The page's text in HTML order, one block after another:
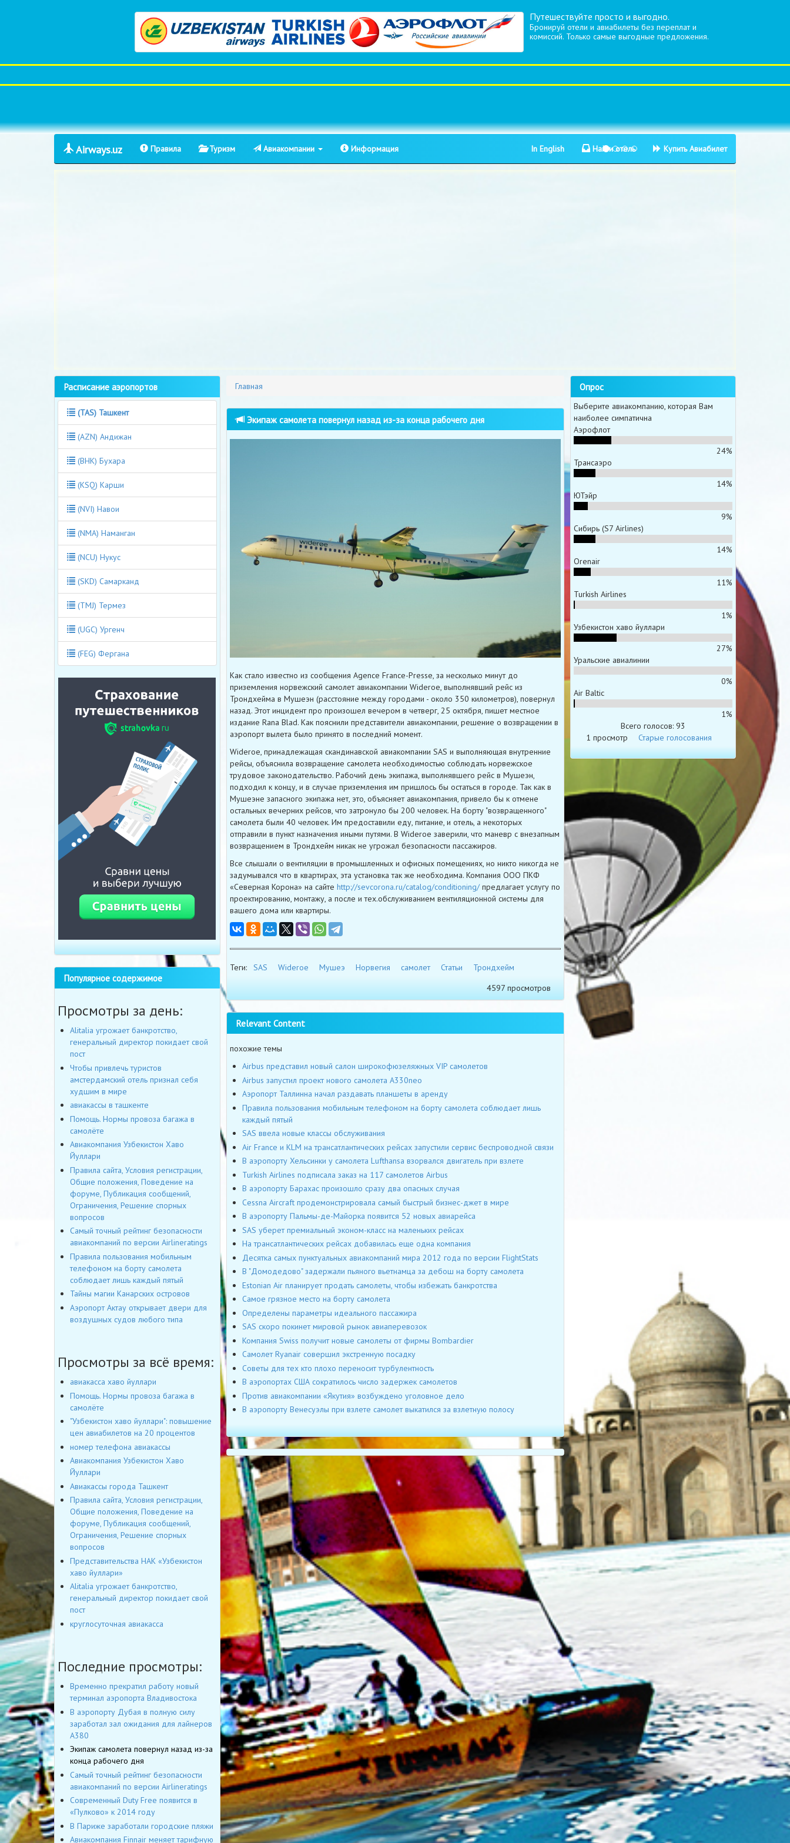
Путешествуйте просто и выгодно.
Бронируй отели и авиабилеты без переплат и
комиссий. Только самые выгодные предложения.
Airways.uz Правила Туризм Авиакомпании Информация In English Найти отель Купить Авиабилет
Главная
Экипаж самолета повернул назад из-за конца рабочего дня
Как стало известно из сообщения Agence France-Presse, за несколько минут до
приземления норвежский самолет авиакомпании Wideroe, выполнявший рейс из
Трондхейма в Мушеэн (расстояние между городами - около 350 километров), повернул
назад. Этот инцидент про произошел вечером в четверг, 25 октября, пишет местное
издание Rana Blad. Как пояснили представители авиакомпании, решение о возвращении в
аэропорт вылета было принято в последний момент.
Wideroe, принадлежащая скандинавской авиакомпании SAS и выполняющая внутренние
рейсы, объяснила возвращение самолета необходимостью соблюдать норвежское
трудовое законодательство. Рабочий день экипажа, выполнявшего рейс в Мушеэн,
подходил к концу, и в случае приземления им пришлось бы остаться в городе. Так как в
Мушеэне запасного экипажа нет, это, объясняет авиакомпания, привело бы к отмене
остальных вечерних рейсов, что затронуло бы 200 человек. На борту "возвращенного"
самолета были 40 человек. Им предоставили еду, питание, и отель, а некоторых
отправили в пункт назначения иными путями. В Wideroe заверили, что маневр с внезапным
возвращением в Трондхейм никак не угрожал безопасности пассажиров.
Все слышали о вентиляции в промышленных и офисных помещениях, но никто никогда не
задумывался что в квартирах, эта установка так же необходима. Компания ООО ПКФ
«Северная Корона» на сайте http://sevcorona.ru/catalog/conditioning/предлагает услугу по
проектированию, монтажу, а после и тех.обслуживанием вентиляционной системы для
вашего дома или квартиры.
Теги: SAS Wideroe Мушеэ Норвегия самолет Статьи
Трондхейм
4597 просмотров
Relevant Content
похожие темы
Airbus представил новый салон широкофюзеляжных VIP самолетов
Airbus запустил проект нового самолета A330neo
Аэропорт Таллинна начал раздавать планшеты в аренду
Правила пользования мобильным телефоном на борту самолета соблюдает лишь
каждый пятый
SAS ввела новые классы обслуживания
Air France и KLM на трансатлантических рейсах запустили сервис беспроводной связи
В аэропорту Хельсинки у самолета Lufthansa взорвался двигатель при взлете
Turkish Airlines подписала заказ на 117 самолетов Airbus
В аэропорту Барахас произошло сразу два опасных случая
Cessna Aircraft продемонстрировала самый быстрый бизнес-джет в мире
В аэропорту Пальмы-де-Майорка появится 52 новых авиарейса
SAS уберет премиальный эконом-класс на маленьких рейсах
На трансатлантических рейсах добавилась еще одна компания
Десятка самых пунктуальных авиакомпаний мира 2012 года по версии FlightStats
В "Домодедово" задержали пьяного вьетнамца за дебош на борту самолета
Estonian Air планирует продать самолеты, чтобы избежать банкротства
Самое грязное место на борту самолета
Определены параметры идеального пассажира
SAS скоро покинет мировой рынок авиаперевозок
Компания Swiss получит новые самолеты от фирмы Bombardier
Самолет Ryanair совершил экстренную посадку
Советы для тех кто плохо переносит турбулентность
В аэропортах США сократилось число задержек самолетов
Против авиакомпании «Якутия» возбуждено уголовное дело
В аэропорту Венесуэлы при взлете самолет выкатился за взлетную полосу
Расписание аэропортов
(TAS) Ташкент
(AZN) Андижан
(BHK) Бухара
(KSQ) Карши
(NVI) Навои
(NMA) Наманган
(NCU) Нукус
(SKD) Самарканд
(TMJ) Термез
(UGC) Ургенч
(FEG) Фергана
Популярное содержимое
Просмотры за день:
Alitalia угрожает банкротство,
генеральный директор покидает свой
пост
Чтобы привлечь туристов
амстердамский отель признал себя
худшим в мире
авиакассы в ташкенте
Помощь. Нормы провоза багажа в
самолёте
Авиакомпания Узбекистон Хаво
Йуллари
Правила сайта, Условия регистрации,
Общие положения, Поведение на
форуме, Публикация сообщений,
Ограничения, Решение спорных
вопросов
Самый точный рейтинг безопасности
авиакомпаний по версии Airlineratings
Правила пользования мобильным
телефоном на борту самолета
соблюдает лишь каждый пятый
Тайны магии Канарских островов
Аэропорт Актау открывает двери для
воздушных судов любого типа
Просмотры за всё время:
авиакасса хаво йуллари
Помощь. Нормы провоза багажа в
самолёте
"Узбекистон хаво йуллари": повышение
цен авиабилетов на 20 процентов
номер телефона авиакассы
Авиакомпания Узбекистон Хаво
Йуллари
Авиакассы города Ташкент
Правила сайта, Условия регистрации,
Общие положения, Поведение на
форуме, Публикация сообщений,
Ограничения, Решение спорных
вопросов
Представительства НАК «Узбекистон
хаво йуллари»
Alitalia угрожает банкротство,
генеральный директор покидает свой
пост
круглосуточная авиакасса
Последние просмотры:
Временно прекратил работу новый
терминал аэропорта Владивостока
В аэропорту Дубая в полную силу
заработал зал ожидания для лайнеров
А380
Экипаж самолета повернул назад из-за
конца рабочего дня
Самый точный рейтинг безопасности
авиакомпаний по версии Airlineratings
Современный Duty Free появится в
«Пулково» к 2014 году
В Париже заработали городские пляжи
Авиакомпания Finnair меняет тарифную
Опрос
Выберите авиакомпанию, которая Вам
наиболее симпатична
Аэрофлот
24%
Трансаэро
14%
ЮТэйр
9%
Сибирь (S7 Airlines)
14%
Orenair
11%
Turkish Airlines
1%
Узбекистон хаво йуллари
27%
Уральские авиалинии
0%
Air Baltic
1%
Всего голосов: 93
1 просмотр
Старые голосования